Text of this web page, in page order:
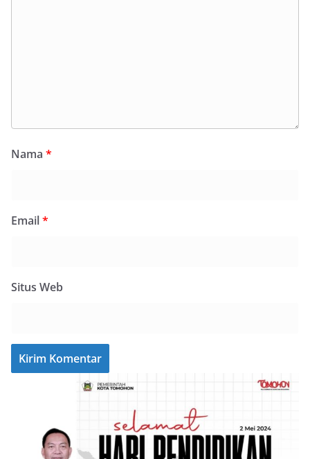
Nama *
Email*
Situs Web